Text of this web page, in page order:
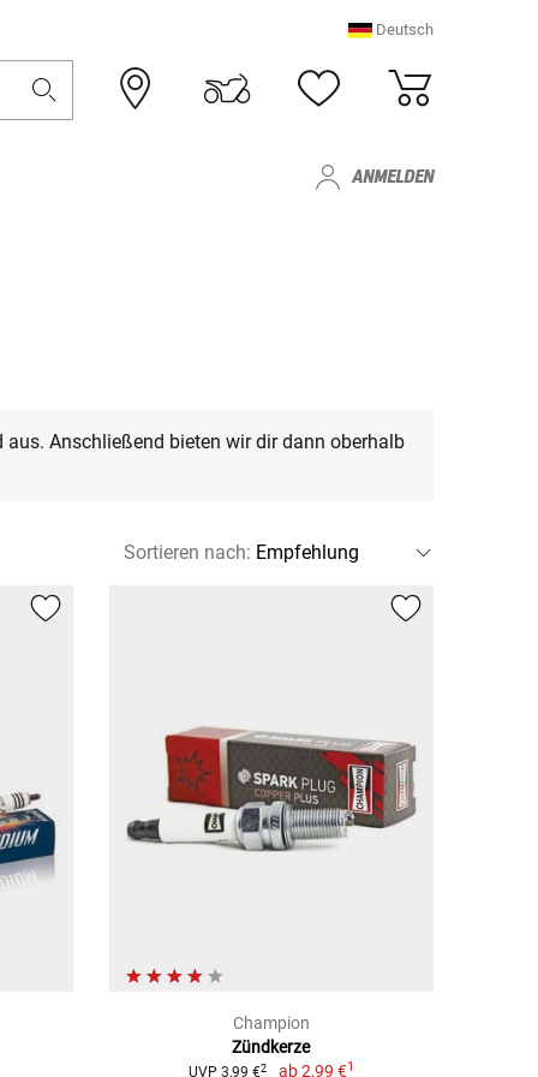
Deutsch
ANMELDEN
Anschließend bieten wir dir dann oberhalb
Sortieren nach:
Champion
Zündkerze
UVP 3,99 €2 ab2,99 €1